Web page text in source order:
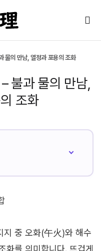
물의 만남, 열정과 포용의 조화
불과 물의 만남,
조화
지 중 오화(午火)와 해수
화를 의미합니다. 뜨겁게